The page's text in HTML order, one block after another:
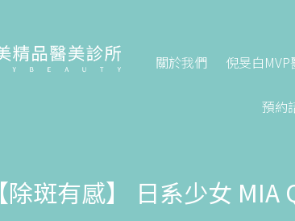
關於我們 倪旻白MVP
預約
【除斑有感】 日系少女